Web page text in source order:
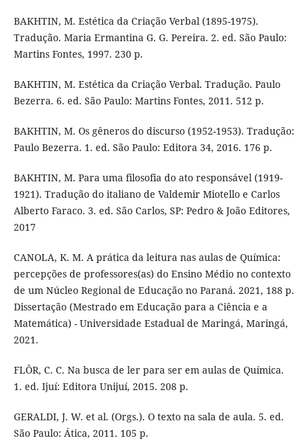
BAKHTIN, M. Estética da Criação Verbal (1895-1975).
Tradução. Maria Ermantina G. G. Pereira. 2. ed. São Paulo:
Martins Fontes, 1997. 230 p.
BAKHTIN, M. Estética da Criação Verbal. Tradução. Paulo
Bezerra. 6. ed. São Paulo: Martins Fontes, 2011. 512 p.
BAKHTIN, M. Os gêneros do discurso (1952-1953). Tradução:
Paulo Bezerra. 1. ed. São Paulo: Editora 34, 2016. 176 p.
BAKHTIN, M. Para uma filosofia do ato responsável (1919-
1921). Tradução do italiano de Valdemir Miotello e Carlos
Alberto Faraco. 3. ed. São Carlos, SP: Pedro & João Editores,
2017
CANOLA, K. M. A prática da leitura nas aulas de Química:
percepções de professores(as) do Ensino Médio no contexto
de um Núcleo Regional de Educação no Paraná. 2021, 188 p.
Dissertação (Mestrado em Educação para a Ciência e a
Matemática) - Universidade Estadual de Maringá, Maringá,
2021.
FLÔR, C. C. Na busca de ler para ser em aulas de Química.
1. ed. Ijuí: Editora Unijuí, 2015. 208 p.
GERALDI, J. W. et al. (Orgs.). O texto na sala de aula. 5. ed.
São Paulo: Ática, 2011. 105 p.